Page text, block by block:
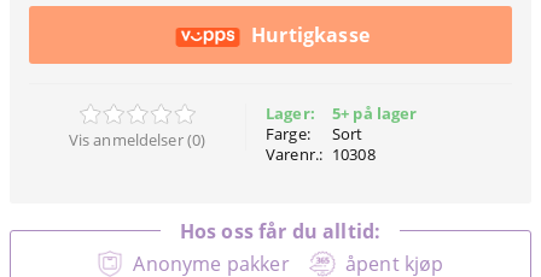
Hurtigkasse
Vis anmeldelser (0)
Lager:
Farge:
Varenr.:
5+ på lager
Sort
10308
Anonyme pakker åpent kjøp
Hos oss får du alltid: